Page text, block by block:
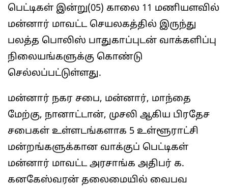
பெட்டிகள் இன்று(05) காலை 11 மணியளவில்
மன்னார் மாவட்ட செயலகத்தில் இருந்து
பலத்த பொலிஸ் பாதுகாப்புடன் வாக்களிப்பு
நிலையங்களுக்கு கொண்டு
செல்லப்பட்டுள்ளது.
மன்னார் நகர சபை, மன்னார், மாந்தை
மேற்கு, நானாட்டான், முசலி ஆகிய பிரதேச
சபைகள் உள்ளடங்களாக 5 உள்ளூராட்சி
மன்றங்களுக்கான வாக்குப் பெட்டிகள்
மன்னார் மாவட்ட அரசாங்க அதிபர் க.
கனகேஸ்வரன் தலைமையில் வைபவ